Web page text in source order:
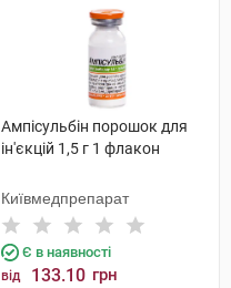
Ампісульбін порошок для
ін'єкцій 1,5 г 1 флакон
Київмедпрепарат
Є в наявності
від 133.10 грн